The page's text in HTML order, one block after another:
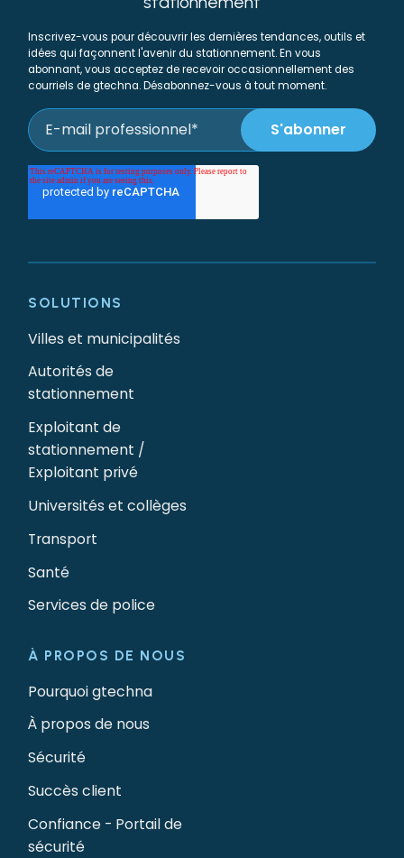
Inscrivez-vous pour découvrir les dernières tendances, outils et
idées qui façonnent l'avenir du stationnement. En vous
abonnant, vous acceptez de recevoir occasionnellement des
courriels de gtechna. Désabonnez-vous à tout moment.
À PROPOS DE NOUS
Pourquoi gtechna
À propos de nous
Sécurité
Succès client
Confiance - Portail de
sécurité
SOLUTIONS
Villes et municipalités
Autorités de
stationnement
Exploitant de
stationnement /
Exploitant privé
Universités et collèges
Transport
Santé
Services de police